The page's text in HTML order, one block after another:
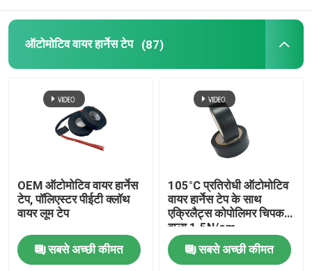
ऑटोमोटिव वायर हार्नेस टेप (87)
OEM ऑटोमोटिव वायर हार्नेस
टेप, पॉलिएस्टर पीईटी क्लॉथ
वायर लूम टेप
सबसे अच्छी कीमत
105°C प्रतिरोधी ऑटोमोटिव
वायर हार्नेस टेप के साथ
एक्रिलैट्स कोपोलिमर चिपकने
वाला 1.5N/cm
सबसे अच्छी कीमत